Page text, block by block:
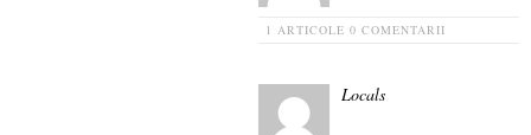
1 ARTICOLE 0 COMENTARII
Locals